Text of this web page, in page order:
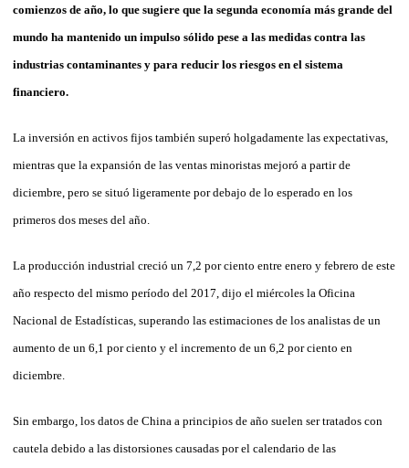
comienzos de año, lo que sugiere que la segunda economía más grande del
mundo ha mantenido un impulso sólido pese a las medidas contra las
industrias contaminantes y para reducir los riesgos en el sistema
financiero.
La inversión en activos fijos también superó holgadamente las expectativas,
mientras que la expansión de las ventas minoristas mejoró a partir de
diciembre, pero se situó ligeramente por debajo de lo esperado en los
primeros dos meses del año.
La producción industrial creció un 7,2 por ciento entre enero y febrero de este
año respecto del mismo período del 2017, dijo el miércoles la Oficina
Nacional de Estadísticas, superando las estimaciones de los analistas de un
aumento de un 6,1 por ciento y el incremento de un 6,2 por ciento en
diciembre.
Sin embargo, los datos de China a principios de año suelen ser tratados con
cautela debido a las distorsiones causadas por el calendario de las